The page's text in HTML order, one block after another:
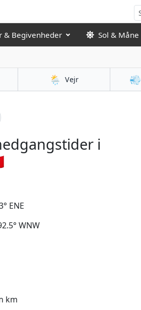
& Begivenheder Sol & Måne
🌦️ Vejr 💨
i
ENE
WNW
km